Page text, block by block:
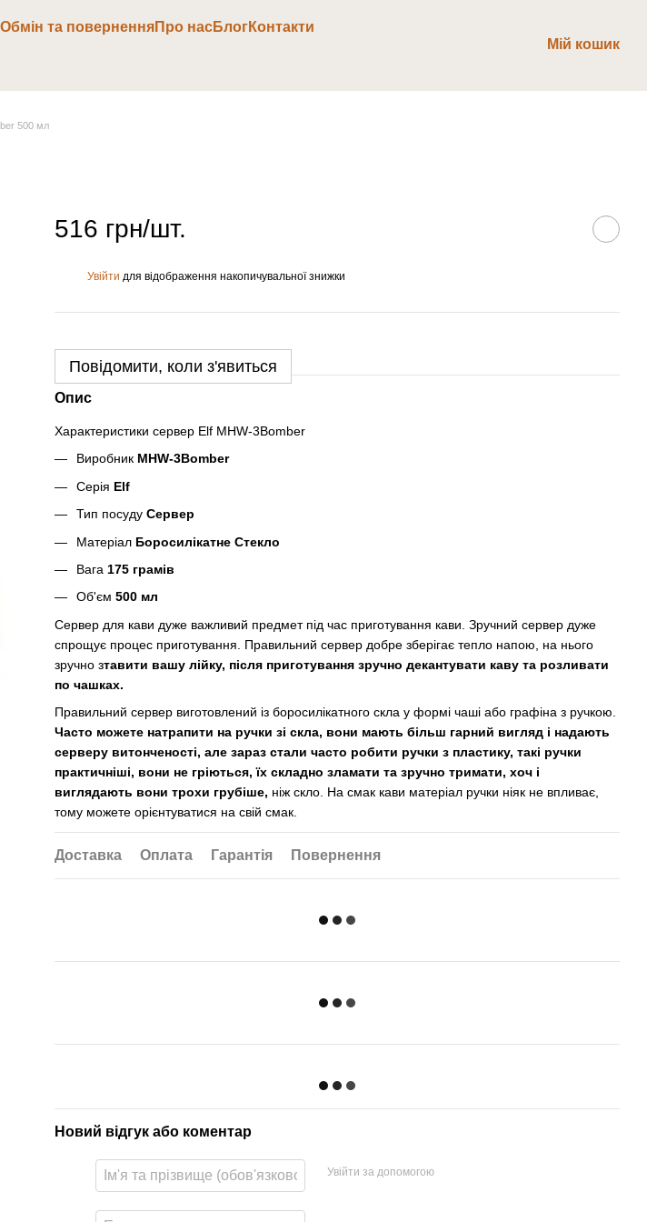
Обмін та поверненняПро насБлогКонтакти
Мій кошик
500 мл
516 грн/шт.
Увійти для відображення накопичувальної знижки
Повідомити, коли з'явиться
Опис
Характеристики сервер Elf MHW-3Bomber
Виробник MHW-3Bomber
Серія Elf
Тип посуду Сервер
Матеріал Боросилікатне Стекло
Вага 175 грамів
Об'єм 500 мл
Сервер для кави дуже важливий предмет під час приготування кави. Зручний сервер дуже
спрощує процес приготування. Правильний сервер добре зберігає тепло напою, на нього
зручно зтавити вашу лійку, після приготування зручно декантувати каву та розливати
по чашках.
Правильний сервер виготовлений із боросилікатного скла у формі чаші або графіна з ручкою.
Часто можете натрапити на ручки зі скла, вони мають більш гарний вигляд і надають
серверу витонченості, але зараз стали часто робити ручки з пластику, такі ручки
практичніші, вони не гріються, їх складно зламати та зручно тримати, хоч і
виглядають вони трохи грубіше, ніж скло. На смак кави матеріал ручки ніяк не впливає,
тому можете орієнтуватися на свій смак.
Доставка Оплата Гарантія Повернення
Новий відгук або коментар
Увійти за допомогою